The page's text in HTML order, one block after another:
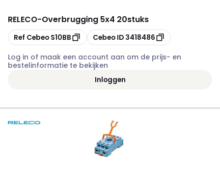
RELECO-Overbrugging 5x4 20stuks
Kopiëren
Ref Cebeo S10BB Kopiëren
Cebeo ID 3418486
Log in of maak een account aan om de prijs- en
bestelinformatie te bekijken
Inloggen